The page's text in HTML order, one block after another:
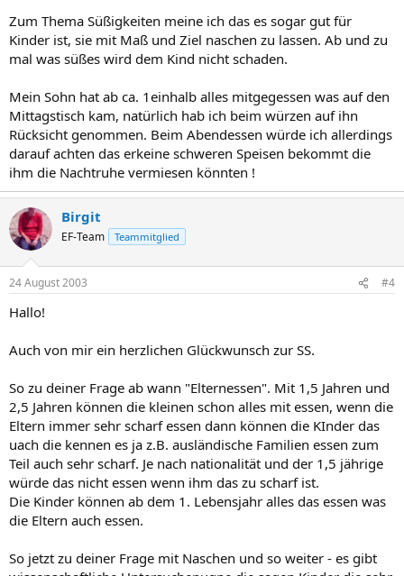
Zum Thema Süßigkeiten meine ich das es sogar gut für
Kinder ist, sie mit Maß und Ziel naschen zu lassen. Ab und zu
mal was süßes wird dem Kind nicht schaden.
Mein Sohn hat ab ca. 1einhalb alles mitgegessen was auf den
Mittagstisch kam, natürlich hab ich beim würzen auf ihn
Rücksicht genommen. Beim Abendessen würde ich allerdings
darauf achten das erkeine schweren Speisen bekommt die
ihm die Nachtruhe vermiesen könnten !
Birgit
EF-Team Teammitglied
24 August 2003 #4
Hallo!
Auch von mir ein herzlichen Glückwunsch zur SS.
So zu deiner Frage ab wann "Elternessen". Mit 1,5 Jahren und
2,5 Jahren können die kleinen schon alles mit essen, wenn die
Eltern immer sehr scharf essen dann können die KInder das
uach die kennen es ja z.B. ausländische Familien essen zum
Teil auch sehr scharf. Je nach nationalität und der 1,5 jährige
würde das nicht essen wenn ihm das zu scharf ist.
Die Kinder können ab dem 1. Lebensjahr alles das essen was
die Eltern auch essen.
So jetzt zu deiner Frage mit Naschen und so weiter - es gibt